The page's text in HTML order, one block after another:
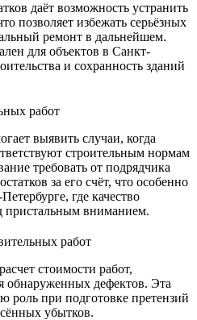
даёт возможность устранить
позволяет избежать серьёзных
ремонт в дальнейшем.
для объектов в Санкт-
и сохранность зданий
работ
выявить случаи, когда
строительным нормам
требовать от подрядчика
за его счёт, что особенно
где качество
пристальным вниманием.
работ
стоимости работ,
обнаруженных дефектов. Эта
роль при подготовке претензий
убытков.